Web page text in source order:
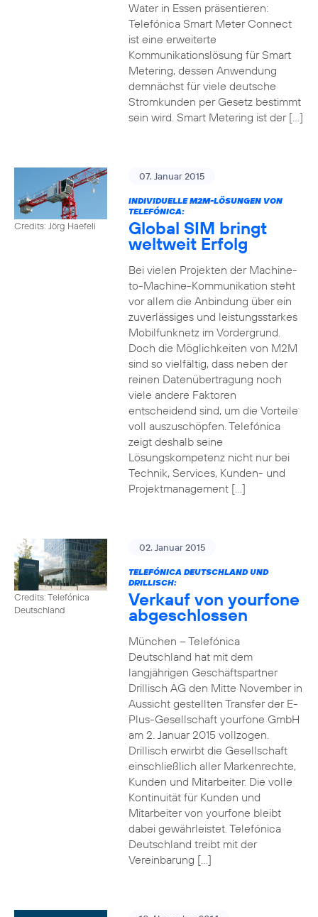
Water in Essen präsentieren:
Telefónica Smart Meter Connect
ist eine erweiterte
Kommunikationslösung für Smart
Metering, dessen Anwendung
demnächst für viele deutsche
Stromkunden per Gesetz bestimmt
sein wird. Smart Metering ist der […]
Credits: Jörg Haefeli
07. Januar 2015
INDIVIDUELLE M2M-LÖSUNGEN VON
TELEFÓNICA:
Global SIM bringt
weltweit Erfolg
Bei vielen Projekten der Machine-
to-Machine-Kommunikation steht
vor allem die Anbindung über ein
zuverlässiges und leistungsstarkes
Mobilfunknetz im Vordergrund.
Doch die Möglichkeiten von M2M
sind so vielfältig, dass neben der
reinen Datenübertragung noch
viele andere Faktoren
entscheidend sind, um die Vorteile
voll auszuschöpfen. Telefónica
zeigt deshalb seine
Lösungskompetenz nicht nur bei
Technik, Services, Kunden- und
Projektmanagement […]
Credits: Telefónica
Deutschland
02. Januar 2015
TELEFÓNICA DEUTSCHLAND UND
DRILLISCH:
Verkauf von yourfone
abgeschlossen
München – Telefónica
Deutschland hat mit dem
langjährigen Geschäftspartner
Drillisch AG den Mitte November in
Aussicht gestellten Transfer der E-
Plus-Gesellschaft yourfone GmbH
am 2. Januar 2015 vollzogen.
Drillisch erwirbt die Gesellschaft
einschließlich aller Markenrechte,
Kunden und Mitarbeiter. Die volle
Kontinuität für Kunden und
Mitarbeiter von yourfone bleibt
dabei gewährleistet. Telefónica
Deutschland treibt mit der
Vereinbarung […]